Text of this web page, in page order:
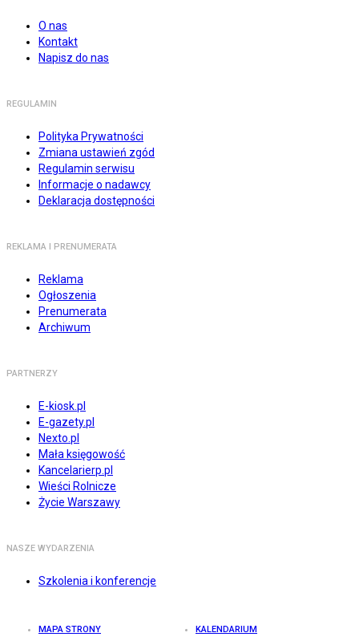
O nas
Kontakt
Napisz do nas
REGULAMIN
Polityka Prywatności
Zmiana ustawień zgód
Regulamin serwisu
Informacje o nadawcy
Deklaracja dostępności
REKLAMA I PRENUMERATA
Reklama
Ogłoszenia
Prenumerata
Archiwum
PARTNERZY
E-kiosk.pl
E-gazety.pl
Nexto.pl
Mała księgowość
Kancelarierp.pl
Wieści Rolnicze
Życie Warszawy
NASZE WYDARZENIA
Szkolenia i konferencje
MAPA STRONY KALENDARIUM